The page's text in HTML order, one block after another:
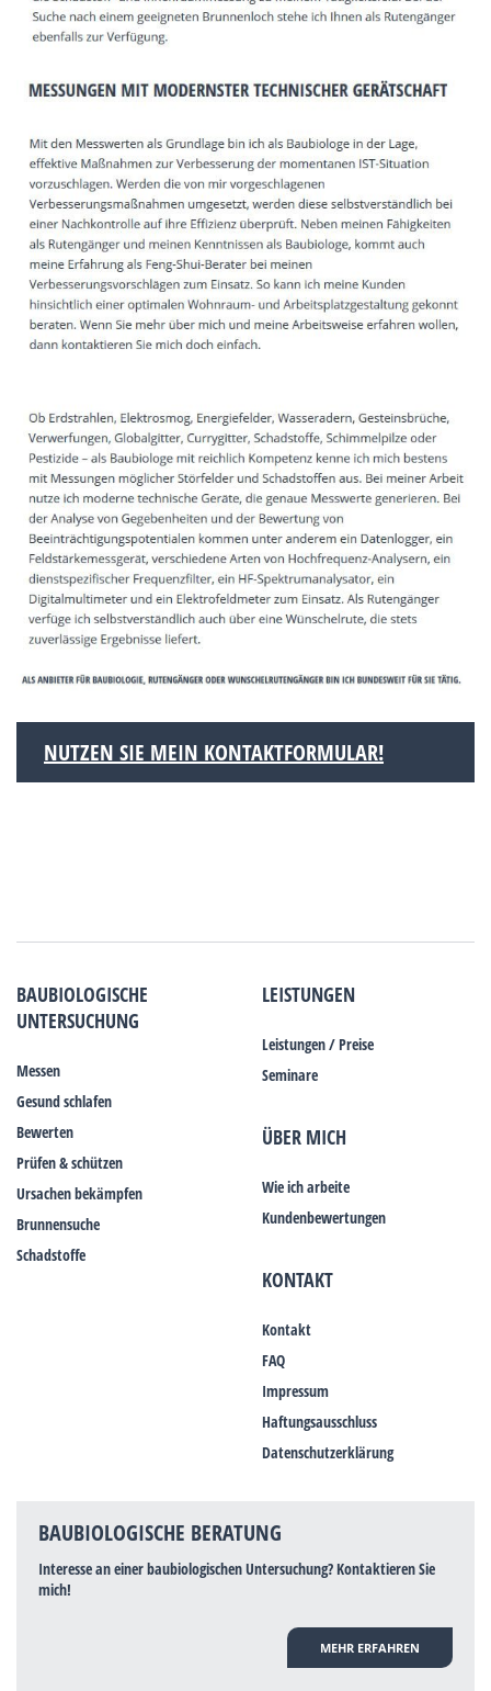
NUTZEN SIE MEIN KONTAKTFORMULAR!
BAUBIOLOGISCHE
UNTERSUCHUNG
Messen
Gesund schlafen
Bewerten
Prüfen & schützen
Ursachen bekämpfen
Brunnensuche
Schadstoffe
LEISTUNGEN
Leistungen / Preise
Seminare
ÜBER MICH
Wie ich arbeite
Kundenbewertungen
KONTAKT
Kontakt
FAQ
Impressum
Haftungsausschluss
Datenschutzerklärung
BAUBIOLOGISCHE BERATUNG
Interesse an einer baubiologischen Untersuchung? Kontaktieren Sie
mich!
MEHR ERFAHREN